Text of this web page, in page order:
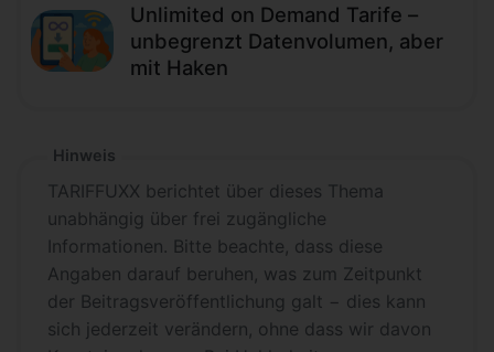
Unlimited on Demand Tarife –
unbegrenzt Datenvolumen, aber
mit Haken
Hinweis
TARIFFUXX berichtet über dieses Thema
unabhängig über frei zugängliche
Informationen. Bitte beachte, dass diese
Angaben darauf beruhen, was zum Zeitpunkt
der Beitragsveröffentlichung galt − dies kann
sich jederzeit verändern, ohne dass wir davon